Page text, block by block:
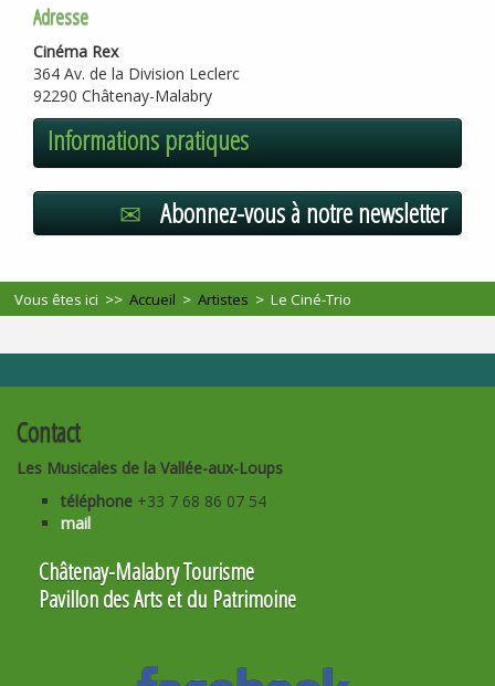
Adresse
Cinéma Rex
364 Av. de la Division Leclerc
92290 Châtenay-Malabry
Informations pratiques
Abonnez-vous à notre newsletter
Vous êtes ici >>Accueil >Artistes >Le Ciné-Trio
Contact
Les Musicales de la Vallée-aux-Loups
téléphone +33 7 68 86 07 54
mail
Châtenay-Malabry Tourisme
Pavillon des Arts et du Patrimoine